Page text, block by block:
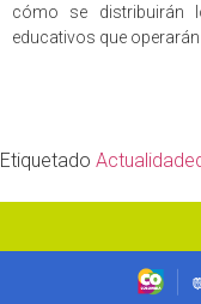
cómo se distribuirán
educativos que operarán
Etiquetado Actualidad